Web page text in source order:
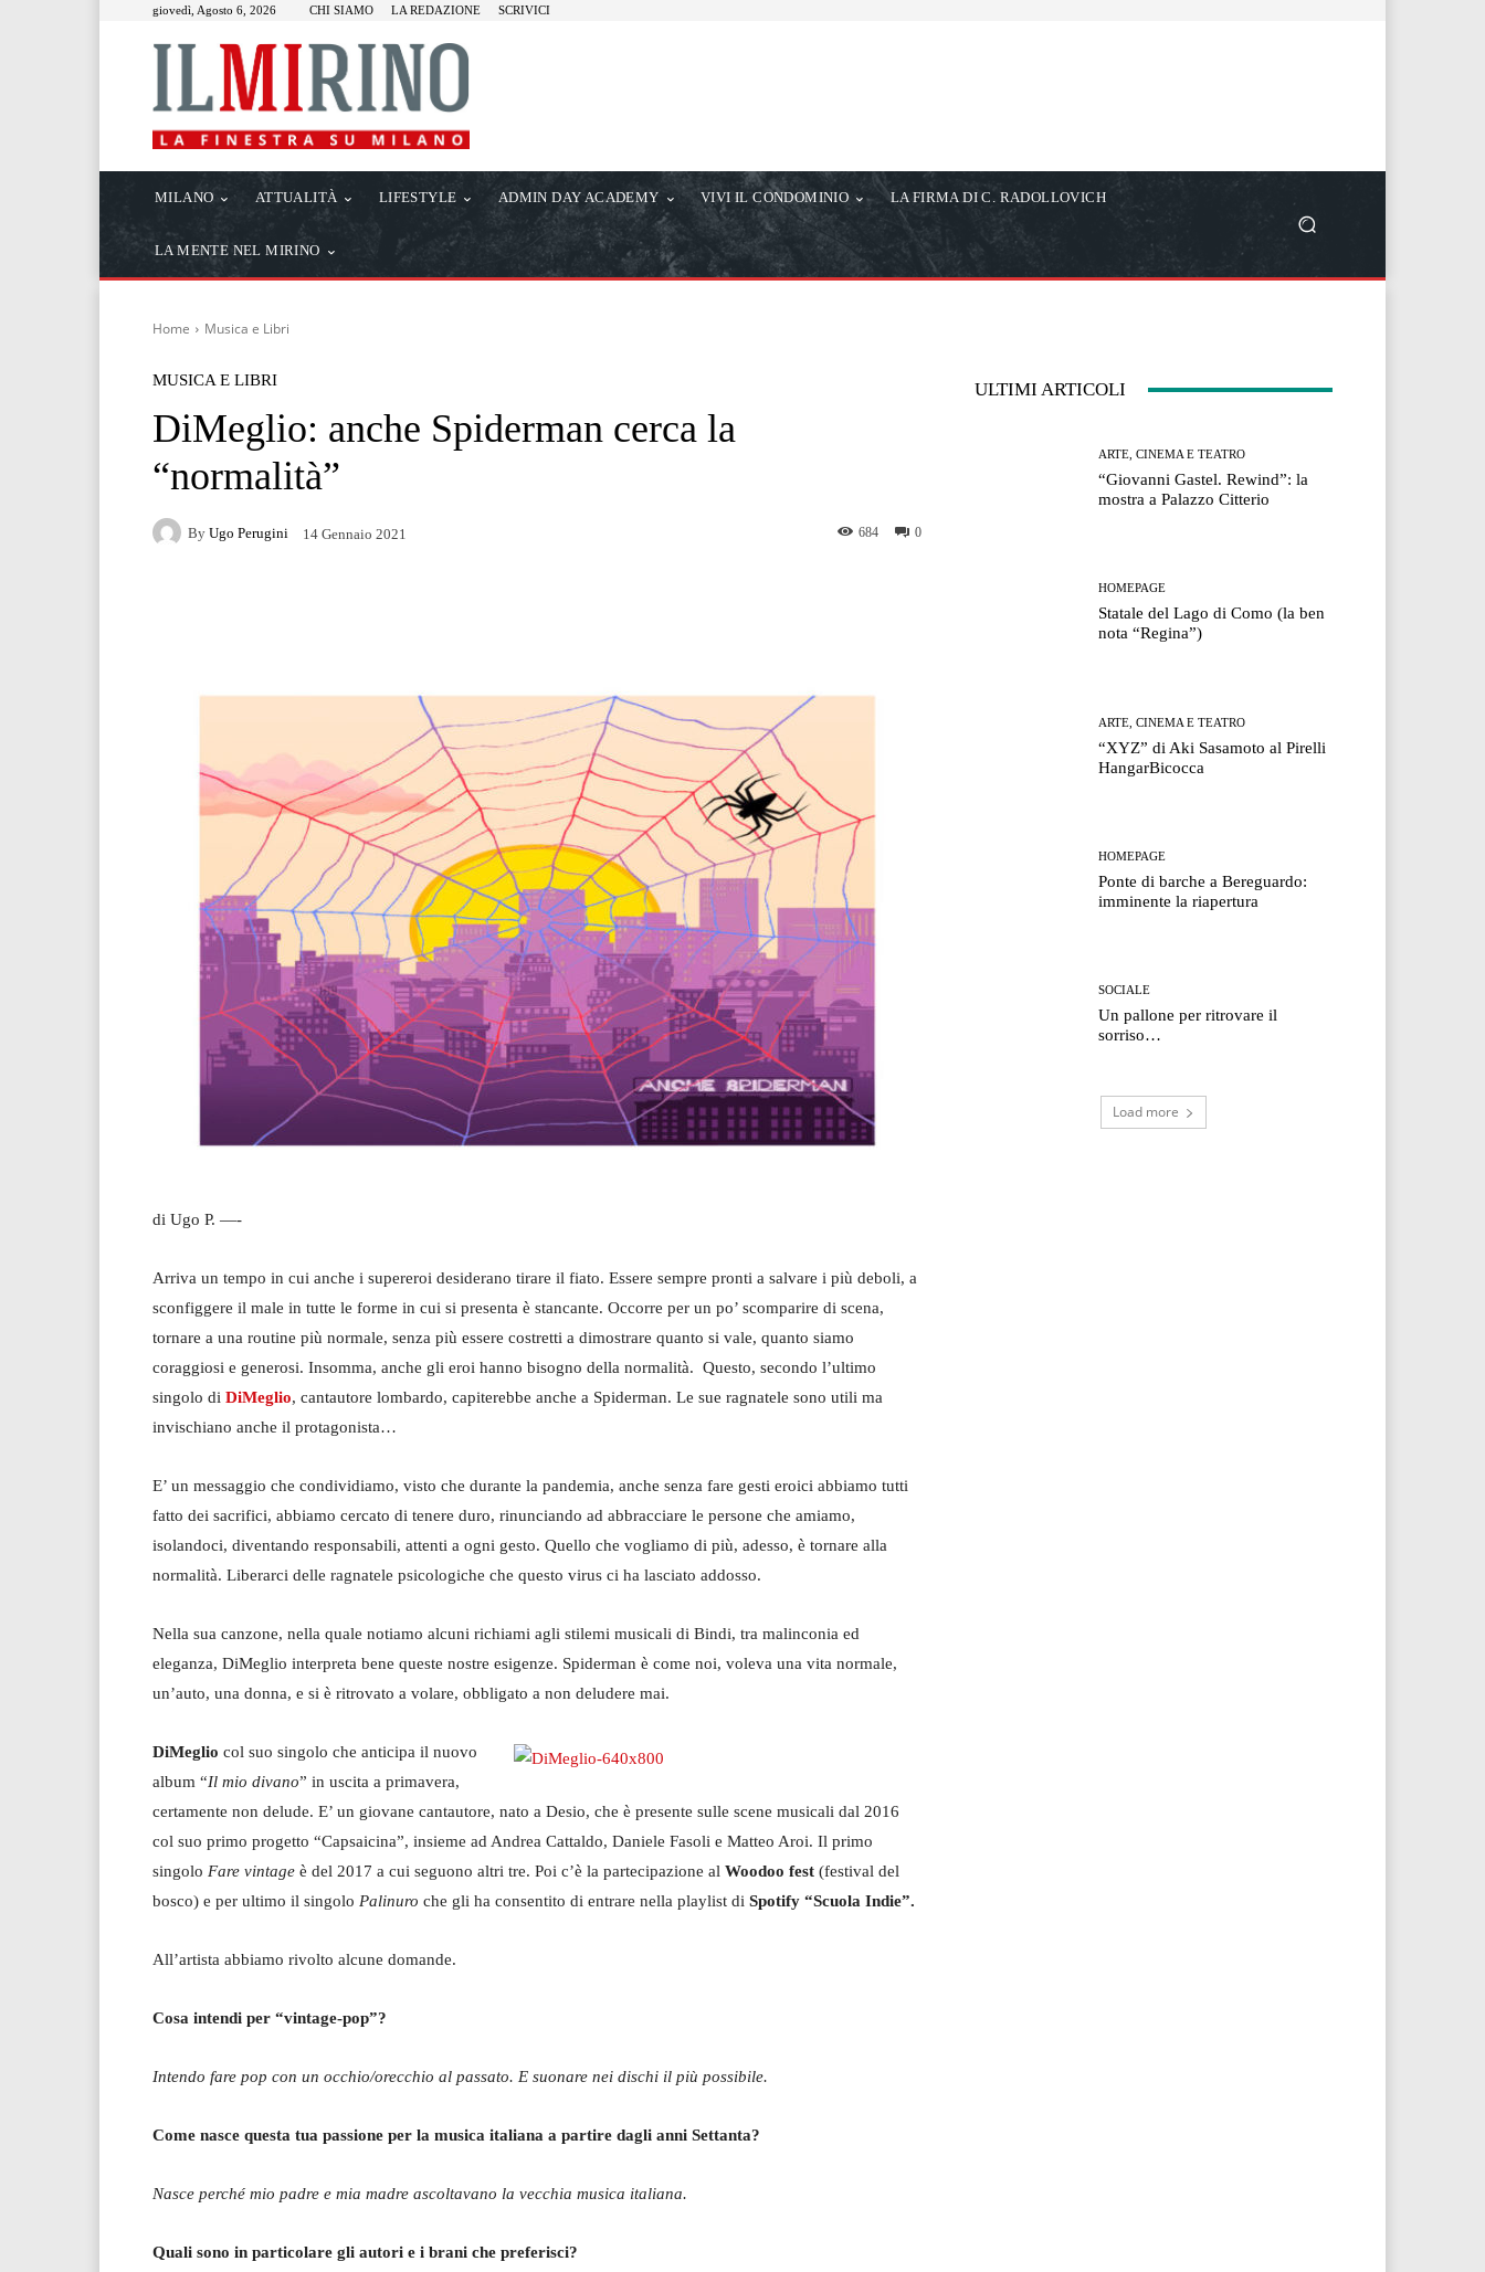
giovedì, Agosto 6, 2026 CHI SIAMO LA REDAZIONE SCRIVICI
MILANO ATTUALITÀ LIFESTYLE ADMIN DAY ACADEMY VIVI IL CONDOMINIO LA FIRMA DI C. RADOLLOVICH
LA MENTE NEL MIRINO
Home Musica e Libri
MUSICA E LIBRI
DiMeglio: anche Spiderman cerca la
“normalità”
By Ugo Perugini 14 Gennaio 2021 0
684
di Ugo P. —-
Arriva un tempo in cui anche i supereroi desiderano tirare il fiato. Essere sempre pronti a salvare i più deboli, a
sconfiggere il male in tutte le forme in cui si presenta è stancante. Occorre per un po’ scomparire di scena,
tornare a una routine più normale, senza più essere costretti a dimostrare quanto si vale, quanto siamo
coraggiosi e generosi. Insomma, anche gli eroi hanno bisogno della normalità. Questo, secondo l’ultimo
singolo di DiMeglio, cantautore lombardo, capiterebbe anche a Spiderman. Le sue ragnatele sono utili ma
invischiano anche il protagonista…
E’ un messaggio che condividiamo, visto che durante la pandemia, anche senza fare gesti eroici abbiamo tutti
fatto dei sacrifici, abbiamo cercato di tenere duro, rinunciando ad abbracciare le persone che amiamo,
isolandoci, diventando responsabili, attenti a ogni gesto. Quello che vogliamo di più, adesso, è tornare alla
normalità. Liberarci delle ragnatele psicologiche che questo virus ci ha lasciato addosso.
Nella sua canzone, nella quale notiamo alcuni richiami agli stilemi musicali di Bindi, tra malinconia ed
eleganza, DiMeglio interpreta bene queste nostre esigenze. Spiderman è come noi, voleva una vita normale,
un’auto, una donna, e si è ritrovato a volare, obbligato a non deludere mai.
DiMeglio col suo singolo che anticipa il nuovo
album “Il mio divano” in uscita a primavera,
certamente non delude. E’ un giovane cantautore, nato a Desio, che è presente sulle scene musicali dal 2016
col suo primo progetto “Capsaicina”, insieme ad Andrea Cattaldo, Daniele Fasoli e Matteo Aroi. Il primo
singolo Fare vintage è del 2017 a cui seguono altri tre. Poi c’è la partecipazione al Woodoo fest (festival del
bosco) e per ultimo il singolo Palinuro che gli ha consentito di entrare nella playlist di Spotify “Scuola Indie”.
All’artista abbiamo rivolto alcune domande.
Cosa intendi per “vintage-pop”?
Intendo fare pop con un occhio/orecchio al passato. E suonare nei dischi il più possibile.
Come nasce questa tua passione per la musica italiana a partire dagli anni Settanta?
Nasce perché mio padre e mia madre ascoltavano la vecchia musica italiana.
Quali sono in particolare gli autori e i brani che preferisci?
ULTIMI ARTICOLI
ARTE, CINEMA E TEATRO
“Giovanni Gastel. Rewind”: la
mostra a Palazzo Citterio
HOMEPAGE
Statale del Lago di Como (la ben
nota “Regina”)
ARTE, CINEMA E TEATRO
“XYZ” di Aki Sasamoto al Pirelli
HangarBicocca
HOMEPAGE
Ponte di barche a Bereguardo:
imminente la riapertura
SOCIALE
Un pallone per ritrovare il
sorriso…
Load more